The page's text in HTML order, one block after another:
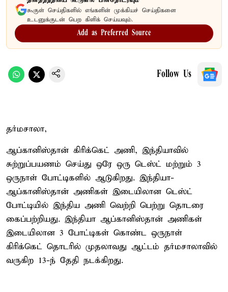
கூகுள் செய்திகளில் எங்களின் முக்கியச் செய்திகளை
உடனுக்குடன் பெற கிளிக் செய்யவும்.
Add as Preferred Source
Follow Us
தர்மசாலா,
ஆப்கானிஸ்தான் கிரிக்கெட் அணி, இந்தியாவில்
சுற்றுப்பயணம் செய்து ஒரே ஒரு டெஸ்ட் மற்றும் 3
ஒருநாள் போட்டிகளில் ஆடுகிறது. இந்தியா-
ஆப்கானிஸ்தான் அணிகள் இடையிலான டெஸ்ட்
போட்டியில் இந்திய அணி வெற்றி பெற்று தொடரை
கைப்பற்றியது. இந்தியா ஆப்கானிஸ்தான் அணிகள்
இடையிலான 3 போட்டிகள் கொண்ட ஒருநாள்
கிரிக்கெட் தொடரில் முதலாவது ஆட்டம் தர்மசாலாவில்
வருகிற 13-ந் தேதி நடக்கிறது.